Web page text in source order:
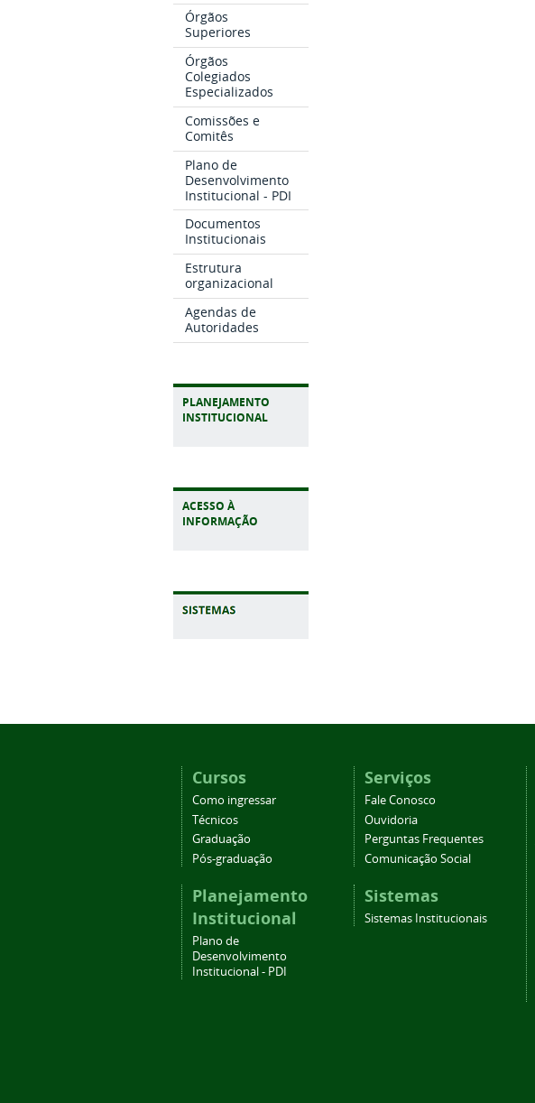
Órgãos
Superiores
Órgãos
Colegiados
Especializados
Comissões e
Comitês
Plano de
Desenvolvimento
Institucional - PDI
Documentos
Institucionais
Estrutura
organizacional
Agendas de
Autoridades
PLANEJAMENTO
INSTITUCIONAL
ACESSO À
INFORMAÇÃO
Cursos
Como ingressar
Técnicos
Graduação
Pós-graduação
Planejamento
Institucional
Plano de
Desenvolvimento
Institucional - PDI
Serviços
Fale Conosco
Ouvidoria
Perguntas Frequentes
Comunicação Social
Sistemas
Sistemas Institucionais